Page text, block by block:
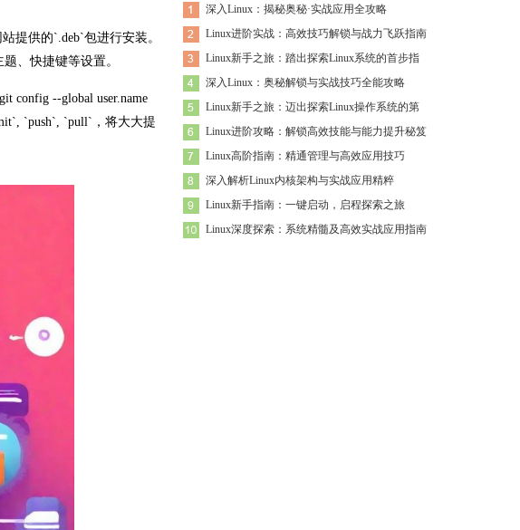
提供的`.deb`包进行安装。
、快捷键等设置。
config --global user.name
`push`, `pull`，将大大提
深入Linux：揭秘奥秘·实战应用全攻略
Linux进阶实战：高效技巧解锁与战力飞跃指南
Linux新手之旅：踏出探索Linux系统的首步指
深入Linux：奥秘解锁与实战技巧全能攻略
Linux新手之旅：迈出探索Linux操作系统的第
Linux进阶攻略：解锁高效技能与能力提升秘笈
Linux高阶指南：精通管理与高效应用技巧
深入解析Linux内核架构与实战应用精粹
Linux新手指南：一键启动，启程探索之旅
Linux深度探索：系统精髓及高效实战应用指南